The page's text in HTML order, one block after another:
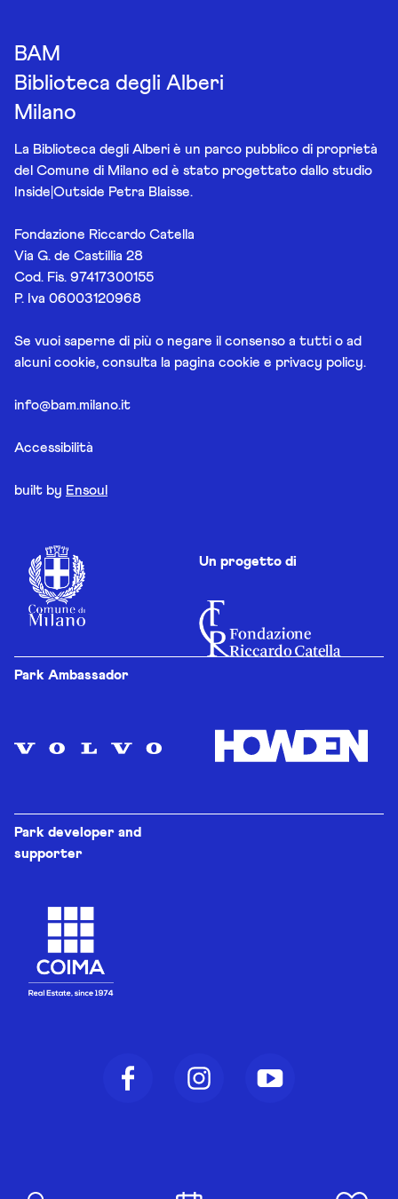
BAM
Biblioteca degli Alberi
Milano
La Biblioteca degli Alberi è un parco pubblico di proprietà
del Comune di Milano ed è stato progettato dallo studio
Inside|Outside Petra Blaisse.
Fondazione Riccardo Catella
Via G. de Castillia 28
Cod. Fis. 97417300155
P. Iva 06003120968
Se vuoi saperne di più o negare il consenso a tutti o ad
alcuni cookie, consulta la pagina cookie e privacy policy.
info@bam.milano.it
Accessibilità
built by Ensoul
Un progetto di
Park Ambassador
Park developer and
supporter